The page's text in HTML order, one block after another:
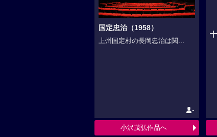
国定忠治（1958）
上州国定村の長岡忠治は関...
-
小沢茂弘作品へ